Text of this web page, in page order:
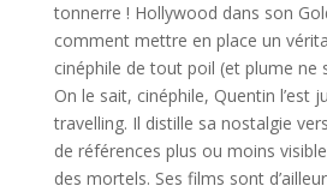
tonnerre ! Hollywood dans son
comment mettre en place un
cinéphile de tout poil (et plume ne
On le sait, cinéphile, Quentin l’est
travelling. Il distille sa nostalgie
de références plus ou moins
des mortels. Ses films sont